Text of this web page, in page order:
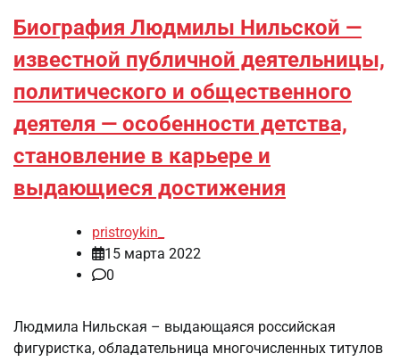
Биография Людмилы Нильской —
известной публичной деятельницы,
политического и общественного
деятеля — особенности детства,
становление в карьере и
выдающиеся достижения
pristroykin_
15 марта 2022
0
Людмила Нильская – выдающаяся российская
фигуристка, обладательница многочисленных титулов